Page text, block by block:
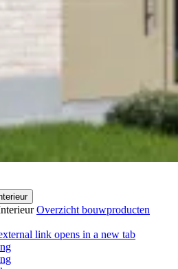
Overzicht bouwproducten
link opens in a new tab